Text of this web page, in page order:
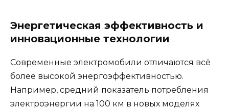
Энергетическая эффективность и
инновационные технологии
Современные электромобили отличаются всё
более высокой энергоэффективностью.
Например, средний показатель потребления
электроэнергии на 100 км в новых моделях